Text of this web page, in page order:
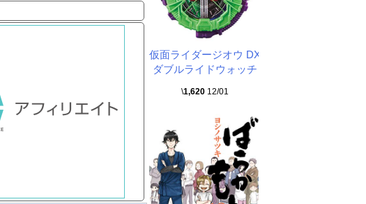
仮面ライダージオウ DX
ダブルライドウォッチ
\1,620 12/01